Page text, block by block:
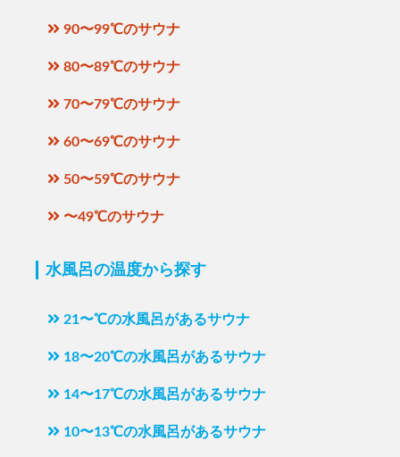
90〜99℃のサウナ
80〜89℃のサウナ
70〜79℃のサウナ
60〜69℃のサウナ
50〜59℃のサウナ
〜49℃のサウナ
水風呂の温度から探す
21〜℃の水風呂があるサウナ
18〜20℃の水風呂があるサウナ
14〜17℃の水風呂があるサウナ
10〜13℃の水風呂があるサウナ